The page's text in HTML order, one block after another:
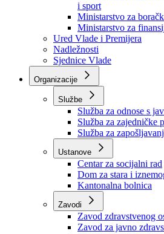
Ministarstvo za
zaštitu okoline
Ministarstvo za
i sport
Ministarstvo za
Ministarstvo za
Ured Vlade i Premijera
Nadležnosti
Sjednice Vlade
Organizacije
Službe
Služba za odnose s
Služba za zajedničke
Služba za zapošljavanje
Ustanove
Centar za socijalni rad
Dom za stara i
Kantonalna bolnica